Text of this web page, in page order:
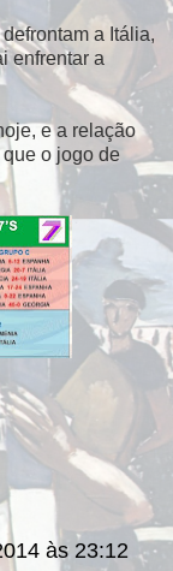
a Itália,
enfrentar a
e a relação
o jogo de
às 23:12